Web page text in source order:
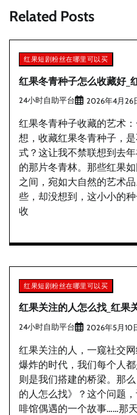
Related Posts
红果短剧粉丝在哪里可以买
红果冬青种子怎么收藏好_
24小时自助平台 2026年4月26
红果冬青种子收藏的艺术
想，收藏红果冬青种子，
式？这让我不禁联想到去
的那片冬青林。那些红果
之间，宛如大自然的艺术
些，却没想到，这小小的
收
红果短剧粉丝在哪里可以买
红果关注的人怎么找_红果
24小时自助平台 2026年5月10
红果关注的人，一窥社交
爆炸的时代，我们每个人
则是我们搭建的桥梁。那
的人怎么找》？这个问题
啡馆偶遇的一个故事……那天